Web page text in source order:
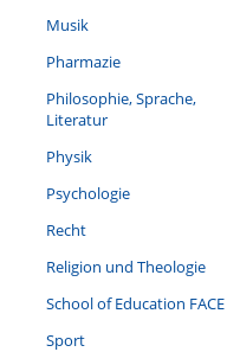
Musik
Pharmazie
Philosophie, Sprache,
Literatur
Physik
Psychologie
Recht
Religion und Theologie
School of Education FACE
Sport